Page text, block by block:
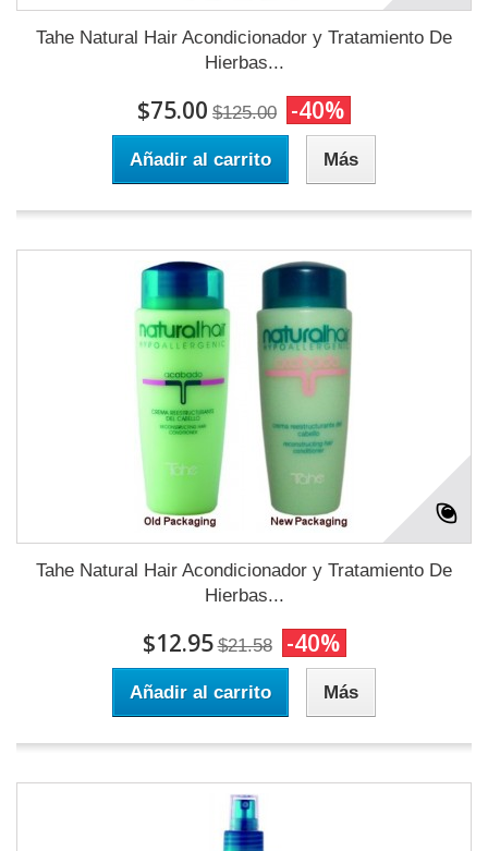
Tahe Natural Hair Acondicionador y Tratamiento De
Hierbas...
$75.00 $125.00 -40%
Añadir al carrito Más
Tahe Natural Hair Acondicionador y Tratamiento De
Hierbas...
$12.95 $21.58 -40%
Añadir al carrito Más